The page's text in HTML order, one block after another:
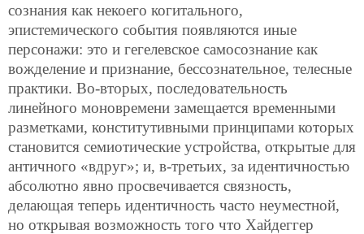
сознания как некоего когитального,
эпистемического события появляются иные
персонажи: это и гегелевское самосознание как
вожделение и признание, бессознательное, телесные
практики. Во-вторых, последовательность
линейного моновремени замещается временными
разметками, конститутивными принципами которых
становится семиотические устройства, открытые для
античного «вдруг»; и, в-третьих, за идентичностью
абсолютно явно просвечивается связность,
делающая теперь идентичность часто неуместной,
но открывая возможность того что Хайдеггер